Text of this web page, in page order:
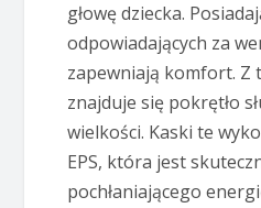
głowę dziecka.
odpowiadających za
zapewniają komfort. Z
znajduje się pokrętło
wielkości. Kaski te
EPS, która jest
pochłaniającego